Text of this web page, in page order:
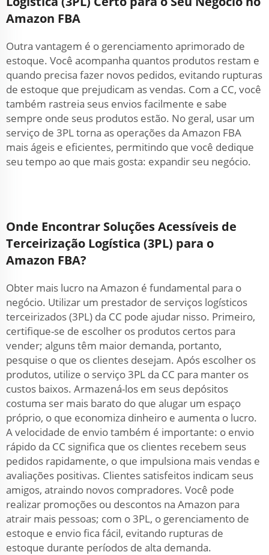
Amazon FBA
Outra vantagem é o gerenciamento aprimorado de
estoque. Você acompanha quantos produtos restam e
quando precisa fazer novos pedidos, evitando rupturas
de estoque que prejudicam as vendas. Com a CC, você
também rastreia seus envios facilmente e sabe
sempre onde seus produtos estão. No geral, usar um
serviço de 3PL torna as operações da Amazon FBA
mais ágeis e eficientes, permitindo que você dedique
seu tempo ao que mais gosta: expandir seu negócio.
Onde Encontrar Soluções Acessíveis de
Terceirização Logística (3PL) para o
Amazon FBA?
Obter mais lucro na Amazon é fundamental para o
negócio. Utilizar um prestador de serviços logísticos
terceirizados (3PL) da CC pode ajudar nisso. Primeiro,
certifique-se de escolher os produtos certos para
vender; alguns têm maior demanda, portanto,
pesquise o que os clientes desejam. Após escolher os
produtos, utilize o serviço 3PL da CC para manter os
custos baixos. Armazená-los em seus depósitos
costuma ser mais barato do que alugar um espaço
próprio, o que economiza dinheiro e aumenta o lucro.
A velocidade de envio também é importante: o envio
rápido da CC significa que os clientes recebem seus
pedidos rapidamente, o que impulsiona mais vendas e
avaliações positivas. Clientes satisfeitos indicam seus
amigos, atraindo novos compradores. Você pode
realizar promoções ou descontos na Amazon para
atrair mais pessoas; com o 3PL, o gerenciamento de
estoque e envio fica fácil, evitando rupturas de
estoque durante períodos de alta demanda.